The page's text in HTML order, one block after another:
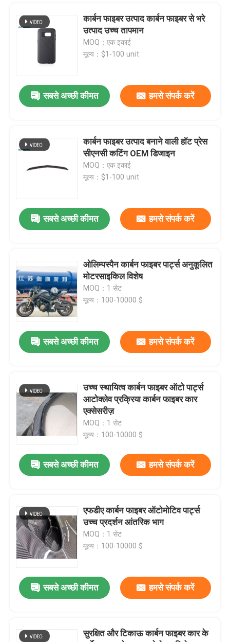
उत्पाद
हमारे बारे में
गुणवत्ता नियंत्रण
हमसे संपर्क करें
समाचार
AAC आटोक्लेव
समग्र आटोक्लेव
आटोक्लेव vulcanizing
टुकड़े टुकड़े में काँच आटोक्लेव
ठोस आटोक्लेव
लकड़ी आटोक्लेव
कार्बन फाइबर उत्पाद
कार्बन फाइबर उत्पाद कार्बन फाइबर से भरे
उत्पाद उच्च तापमान
MOQ：एक इकाई
मूल्य：$1-100 unit
सबसे अच्छी कीमत हमसे संपर्क करें
कार्बन फाइबर उत्पाद बनाने वाली हॉट प्रेस
सीएनसी कटिंग OEM डिजाइन
MOQ：एक इकाई
मूल्य：$1-100 unit
सबसे अच्छी कीमत हमसे संपर्क करें
ओलिम्पस्पैन कार्बन फाइबर पार्ट्स अनुकूलित
मोटरसाइकिल विशेष
MOQ：1 सेट
मूल्य：100-10000 $
सबसे अच्छी कीमत हमसे संपर्क करें
उच्च स्थायित्व कार्बन फाइबर ऑटो पार्ट्स
आटोक्लेव प्रक्रिया कार्बन फाइबर कार
एक्सेसरीज़
MOQ：1 सेट
मूल्य：100-10000 $
सबसे अच्छी कीमत हमसे संपर्क करें
एफडीए कार्बन फाइबर ऑटोमोटिव पार्ट्स
उच्च प्रदर्शन आंतरिक भाग
MOQ：1 सेट
मूल्य：100-10000 $
सबसे अच्छी कीमत हमसे संपर्क करें
सुरक्षित और टिकाऊ कार्बन फाइबर कार के